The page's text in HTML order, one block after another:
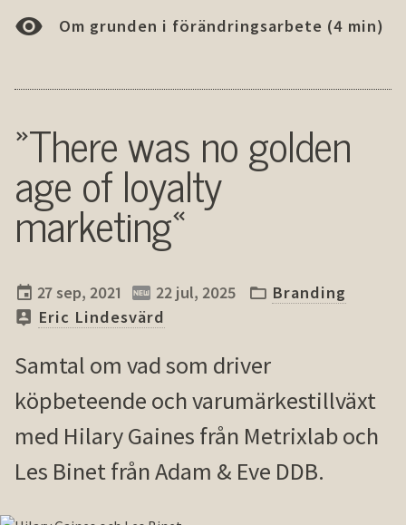
Om grunden i förändringsarbete (4 min)
»There was no golden
age of loyalty
marketing«
27 sep, 2021 22 jul, 2025
Branding
Eric Lindesvärd
Samtal om vad som driver
köpbeteende och varumärkestillväxt
med Hilary Gaines från Metrixlab och
Les Binet från Adam & Eve DDB.